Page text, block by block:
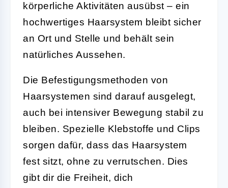
körperliche Aktivitäten ausübst – ein
hochwertiges Haarsystem bleibt sicher
an Ort und Stelle und behält sein
natürliches Aussehen.
Die Befestigungsmethoden von
Haarsystemen sind darauf ausgelegt,
auch bei intensiver Bewegung stabil zu
bleiben. Spezielle Klebstoffe und Clips
sorgen dafür, dass das Haarsystem
fest sitzt, ohne zu verrutschen. Dies
gibt dir die Freiheit, dich